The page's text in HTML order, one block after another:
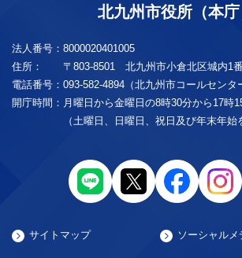
北九州市役所（本庁
法人番号： 8000020401005
住所：
〒803-8501 北九州市小倉北区城内1
電話番号： 093-582-4894（北九州市コールセンタ
開庁時間： 月曜日から金曜日の8時30分から17時
（土曜日、日曜日、祝日及び年末年始
サイトマップ ソーシャル